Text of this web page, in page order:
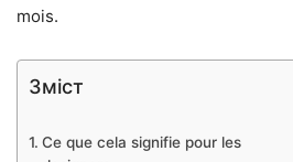
mois.
Зміст
Ce que cela signifie pour les